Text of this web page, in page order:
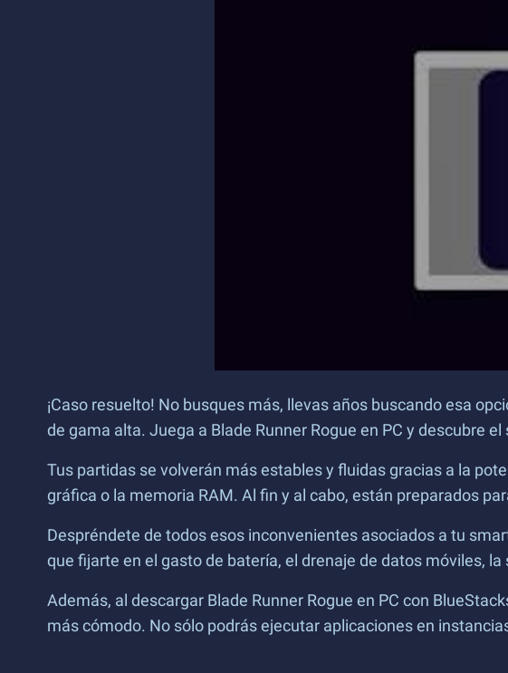
¡Caso resuelto! No busques más, llevas años buscando esa
de gama alta. Juega a Blade Runner Rogue en PC y descubre
Tus partidas se volverán más estables y fluidas gracias a la
gráfica o la memoria RAM. Al fin y al cabo, están preparados
Despréndete de todos esos inconvenientes asociados a tu
que fijarte en el gasto de batería, el drenaje de datos móviles,
Además, al descargar Blade Runner Rogue en PC con
más cómodo. No sólo podrás ejecutar aplicaciones en